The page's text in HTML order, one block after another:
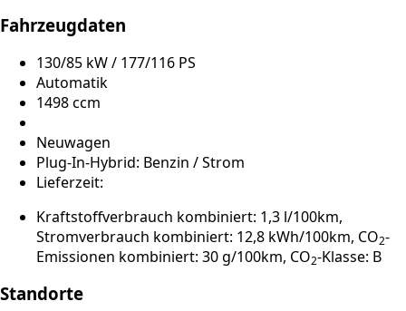
Fahrzeugdaten
130/85 kW / 177/116 PS
Automatik
1498 ccm
Neuwagen
Plug-In-Hybrid: Benzin / Strom
Lieferzeit:
Kraftstoffverbrauch kombiniert: 1,3 l/100km,
Stromverbrauch kombiniert: 12,8 kWh/100km, CO2-
Emissionen kombiniert: 30 g/100km, CO2-Klasse: B
Standorte